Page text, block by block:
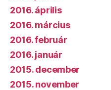
2016. április
2016. március
2016. február
2016. január
2015. december
2015. november